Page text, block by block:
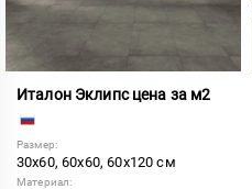
Италон Эклипс цена за м2
Размер:
30x60, 60x60, 60x120 см
Материал: